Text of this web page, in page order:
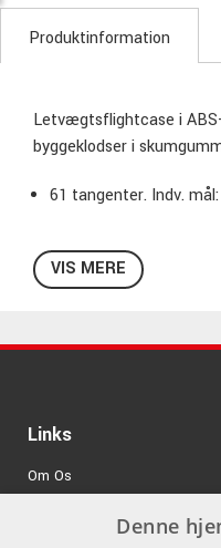
Produktinformation
Letvægtsflightcase i
byggeklodser i
61 tangenter. Indv.
VIS MERE
Links
Om Os
Denne